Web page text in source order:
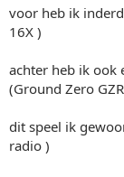
voor heb ik
16X )
achter heb ik ook
(Ground Zero
dit speel ik
radio )